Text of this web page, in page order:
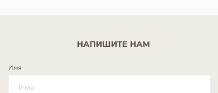
НАПИШИТЕ НАМ
Имя